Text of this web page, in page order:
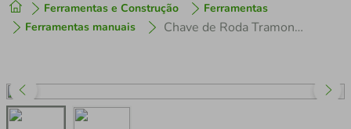
Ferramentas e Construção
Ferramentas
Ferramentas manuais
Chave de Roda Tramontina 32x33 mm Master Aço Cromado com Furo Para Manípulo e Corpo Forjado
1º tenis
3º perfume